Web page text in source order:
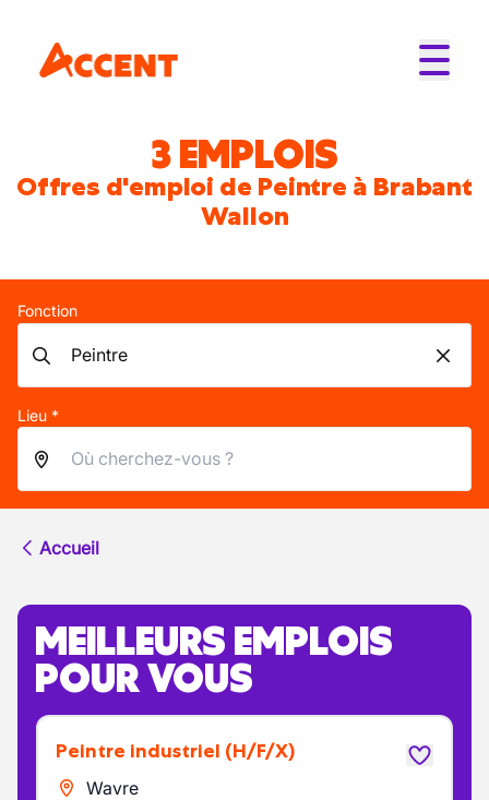
3 EMPLOIS
Offres d'emploi de Peintre à Brabant
Wallon
Fonction
Lieu *
Accueil
MEILLEURS EMPLOIS
POUR VOUS
Peintre industriel (H/F/X)
Wavre